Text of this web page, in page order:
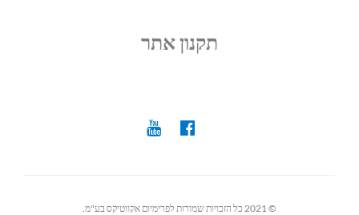
תקנון אתר
© 2021 כל הזכויות שמורות לפרימיום אקווטיקס בע"מ.